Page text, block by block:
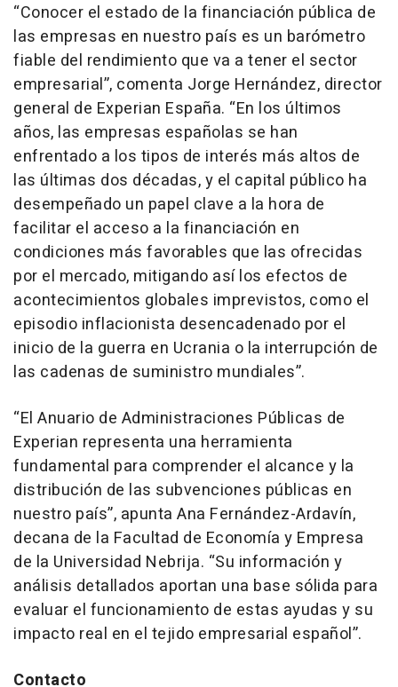
“Conocer el estado de la financiación pública de
las empresas en nuestro país es un barómetro
fiable del rendimiento que va a tener el sector
empresarial”, comenta Jorge Hernández, director
general de Experian España. “En los últimos
años, las empresas españolas se han
enfrentado a los tipos de interés más altos de
las últimas dos décadas, y el capital público ha
desempeñado un papel clave a la hora de
facilitar el acceso a la financiación en
condiciones más favorables que las ofrecidas
por el mercado, mitigando así los efectos de
acontecimientos globales imprevistos, como el
episodio inflacionista desencadenado por el
inicio de la guerra en Ucrania o la interrupción de
las cadenas de suministro mundiales”.
“El Anuario de Administraciones Públicas de
Experian representa una herramienta
fundamental para comprender el alcance y la
distribución de las subvenciones públicas en
nuestro país”, apunta Ana Fernández-Ardavín,
decana de la Facultad de Economía y Empresa
de la Universidad Nebrija. “Su información y
análisis detallados aportan una base sólida para
evaluar el funcionamiento de estas ayudas y su
impacto real en el tejido empresarial español”.
Contacto